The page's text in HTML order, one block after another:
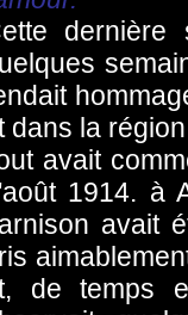
dans la
avait
1914. à
avait
de temps